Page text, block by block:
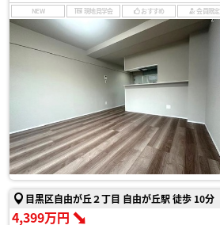
NEW 現地見学会 おすすめ 会員限定
目黒区自由が丘２丁目 自由が丘駅 徒歩 10分
4,399万円